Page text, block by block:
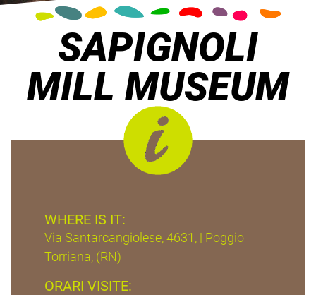
SAPIGNOLI
MILL MUSEUM
WHERE IS IT:
Via Santarcangiolese, 4631, | Poggio
Torriana, (RN)
ORARI VISITE: